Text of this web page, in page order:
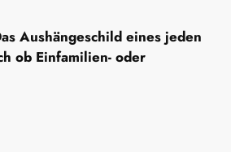
Aushängeschild eines jeden
ob Einfamilien- oder